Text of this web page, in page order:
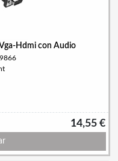
Hdmi con Audio
14,55 €